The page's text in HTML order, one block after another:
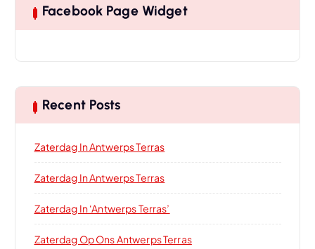
Facebook Page Widget
Recent Posts
Zaterdag In Antwerps Terras
Zaterdag In Antwerps Terras
Zaterdag In ‘Antwerps Terras’
Zaterdag Op Ons Antwerps Terras